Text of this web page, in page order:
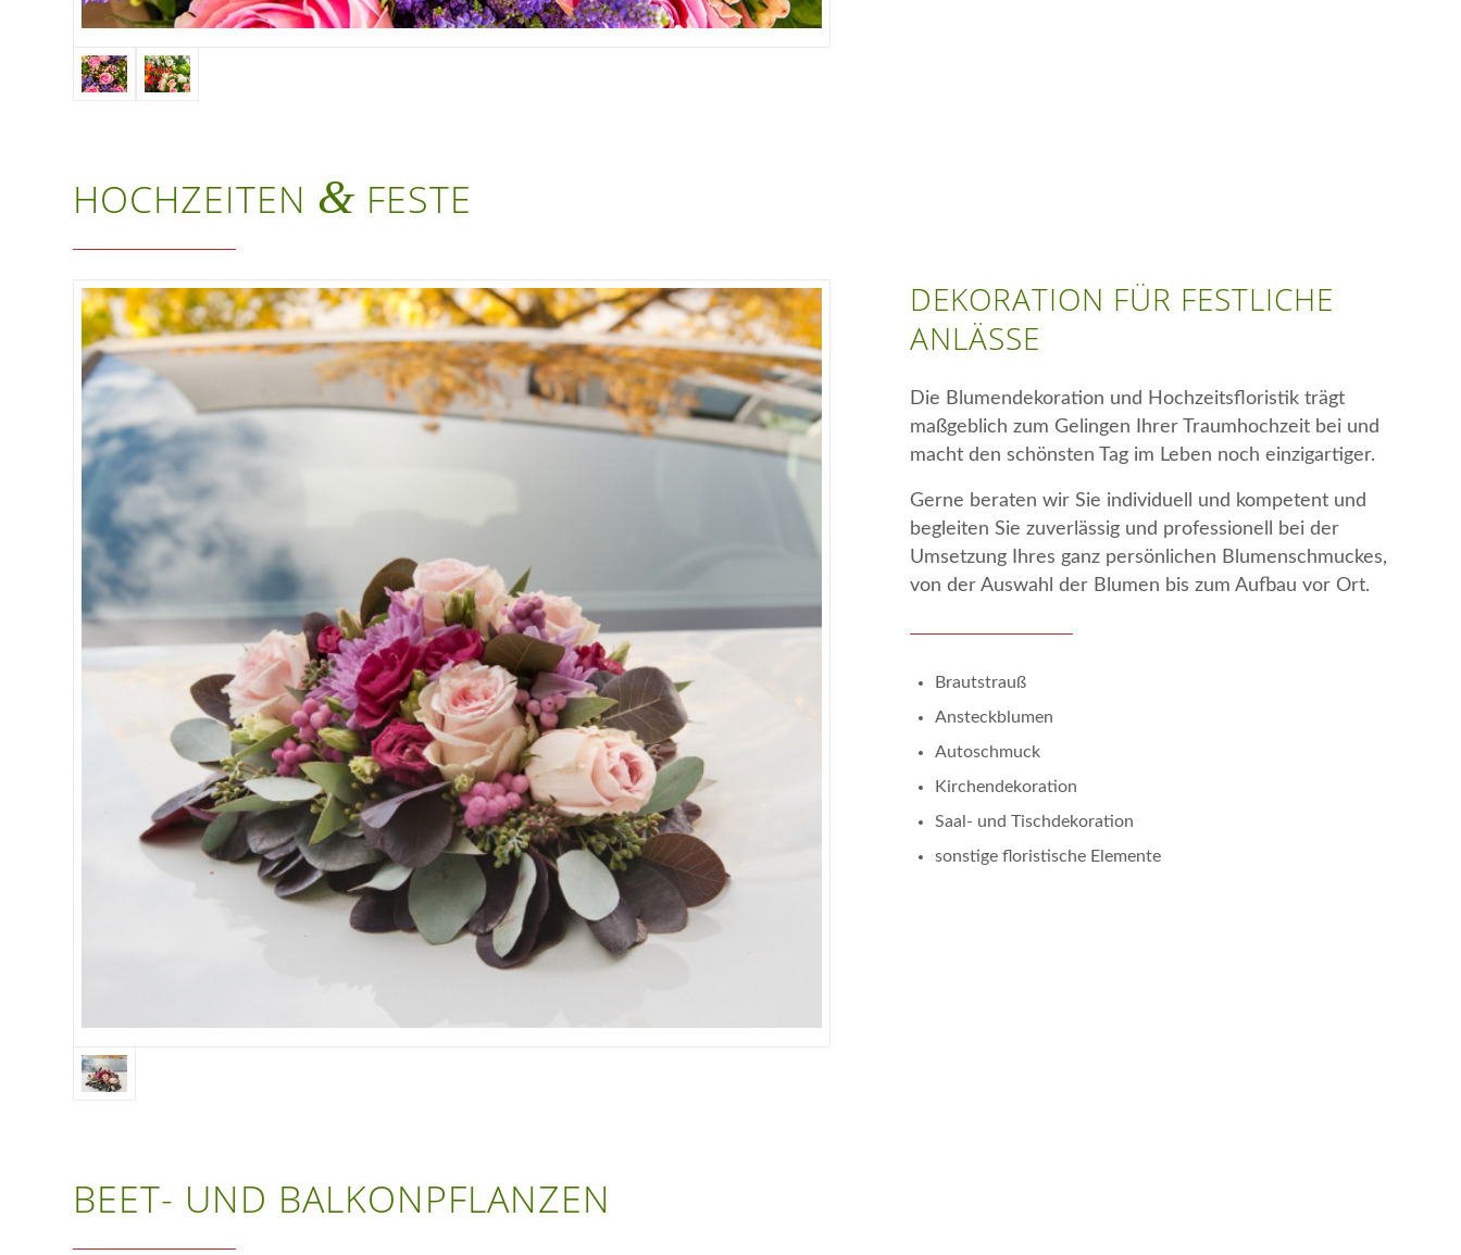
HOCHZEITEN & FESTE
DEKORATION FÜR FESTLICHE
ANLÄSSE
Die Blumendekoration und Hochzeitsfloristik trägt
maßgeblich zum Gelingen Ihrer Traumhochzeit bei und
macht den schönsten Tag im Leben noch einzigartiger.
Gerne beraten wir Sie individuell und kompetent und
begleiten Sie zuverlässig und professionell bei der
Umsetzung Ihres ganz persönlichen Blumenschmuckes,
von der Auswahl der Blumen bis zum Aufbau vor Ort.
Brautstrauß
Ansteckblumen
Autoschmuck
Kirchendekoration
Saal- und Tischdekoration
sonstige floristische Elemente
BEET- UND BALKONPFLANZEN